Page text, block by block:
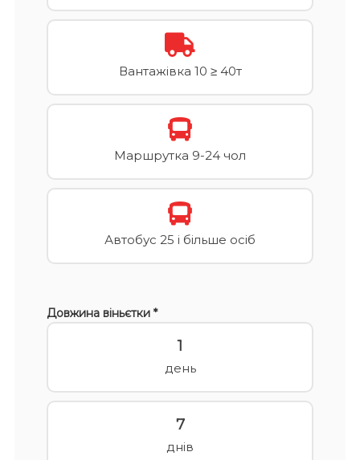
Вантажівка 10 ≥ 40т
Маршрутка 9-24 чол
Автобус 25 і більше осіб
Довжина віньєтки *
1
день
7
днів